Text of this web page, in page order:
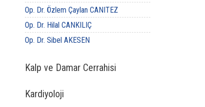
Op. Dr. Özlem Çaylan CANITEZ
Op. Dr. Hilal CANKILIÇ
Op. Dr. Sibel AKESEN
Kalp ve Damar Cerrahisi
Kardiyoloji